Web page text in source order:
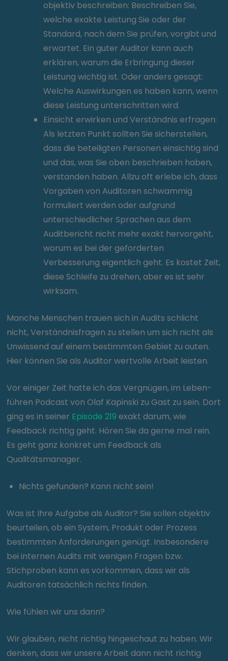
objektiv beschreiben: Beschreiben Sie,
welche exakte Leistung Sie oder der
Standard, nach dem Sie prüfen, vorgibt und
erwartet. Ein guter Auditor kann auch
erklären, warum die Erbringung dieser
Leistung wichtig ist. Oder anders gesagt:
Welche Auswirkungen es haben kann, wenn
diese Leistung unterschritten wird.
Einsicht erwirken und Verständnis erfragen:
Als letzten Punkt sollten Sie sicherstellen,
dass die beteiligten Personen einsichtig sind
und das, was Sie oben beschrieben haben,
verstanden haben. Allzu oft erlebe ich, dass
Vorgaben von Auditoren schwammig
formuliert werden oder aufgrund
unterschiedlicher Sprachen aus dem
Auditbericht nicht mehr exakt hervorgeht,
worum es bei der geforderten
Verbesserung eigentlich geht. Es kostet Zeit,
diese Schleife zu drehen, aber es ist sehr
wirksam.
Manche Menschen trauen sich in Audits schlicht
nicht, Verständnisfragen zu stellen um sich nicht als
Unwissend auf einem bestimmten Gebiet zu outen.
Hier können Sie als Auditor wertvolle Arbeit leisten.
Vor einiger Zeit hatte ich das Vergnügen, im Leben-
führen Podcast von Olaf Kapinski zu Gast zu sein. Dort
ging es in seiner Episode 219 exakt darum, wie
Feedback richtig geht. Hören Sie da gerne mal rein.
Es geht ganz konkret um Feedback als
Qualitätsmanager.
Nichts gefunden? Kann nicht sein!
Was ist Ihre Aufgabe als Auditor? Sie sollen objektiv
beurteilen, ob ein System, Produkt oder Prozess
bestimmten Anforderungen genügt. Insbesondere
bei internen Audits mit wenigen Fragen bzw.
Stichproben kann es vorkommen, dass wir als
Auditoren tatsächlich nichts finden.
Wie fühlen wir uns dann?
Wir glauben, nicht richtig hingeschaut zu haben. Wir
denken, dass wir unsere Arbeit dann nicht richtig